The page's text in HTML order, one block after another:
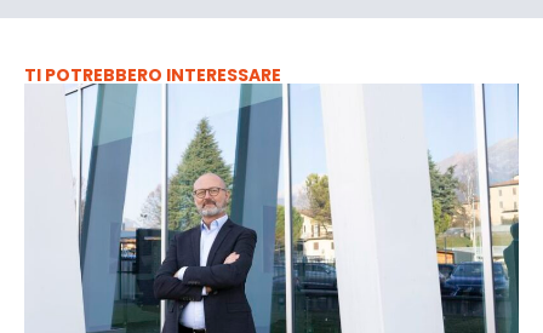
TI POTREBBERO INTERESSARE